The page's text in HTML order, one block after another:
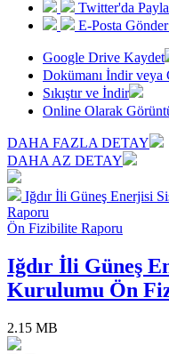
Twitter'da
E-Posta Gönder
Google Drive Kaydet
Dokümanı İndir veya
Sıkıştır ve İndir
Online Olarak
DAHA FAZLA DETAY
DAHA AZ DETAY
Iğdır İli Güneş Enerjisi
Raporu
Ön Fizibilite Raporu
Iğdır İli Güneş
Kurulumu Ön
2.15 MB